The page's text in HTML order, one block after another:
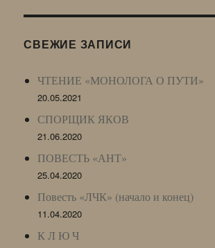
LJ
СВЕЖИЕ ЗАПИСИ
ЧТЕНИЕ «МОНОЛОГА О ПУТИ»
20.05.2021
СПОРЩИК ЯКОВ
21.06.2020
ПОВЕСТЬ «АНТ»
25.04.2020
Повесть «ЛЧК» (начало и конец)
11.04.2020
К Л Ю Ч